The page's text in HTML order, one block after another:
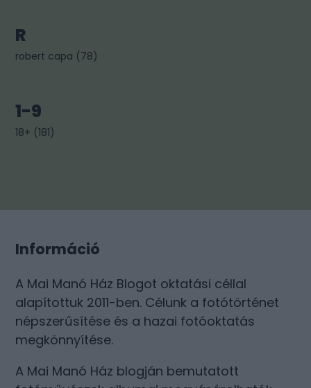
R
robert capa (78)
1-9
18+ (181)
Információ
A Mai Manó Ház Blogot oktatási céllal
alapítottuk 2011-ben. Célunk a fotótörténet
népszerűsítése és a hazai fotóoktatás
megkönnyítése.
A Mai Manó Ház blogján bemutatott